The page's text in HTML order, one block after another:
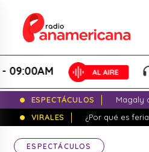
ESPECTÁCULOS
Magaly
VIRALES
¿Por qué es
ESPECTÁCULOS